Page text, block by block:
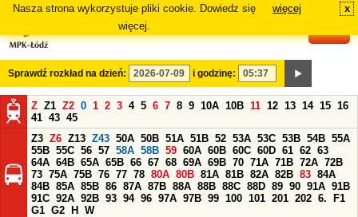
Nasza strona wykorzystuje pliki cookie. Dowiedz się
więcej.
więcej x
Sprawdź rozkład na dzień: i godzinę:
Z Z1 Z2 0 1 2 3 4 5 6 7 8 9 10A 10B 11 12 13 14 15 16
41 43 45
Z3 Z6 Z13 Z43 50A 50B 51A 51B 52 53A 53C 53B 54B 55A
55B 55C 56 57 58A 58B 59 60A 60B 60C 60D 61 62 63
64A 64B 65A 65B 66 67 68 69A 69B 70 71A 71B 72A 72B
73 75A 75B 76 77 78 80A 80B 81A 81B 82A 82B 83 84A
84B 85A 85B 86 87A 87B 88A 88B 88C 88D 89 90 91A 91B
91C 92A 92B 93 94 96 97A 97B 99 100 101 201 202 6.
F1
G1 G2 H
W